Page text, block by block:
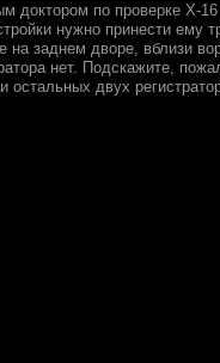
доктором по проверке Х-
нужно принести ему
на заднем дворе, вблизи
нет. Подскажите,
двух